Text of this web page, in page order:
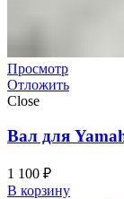
Просмотр
Отложить
Close
Вал для
1 100 ₽
В корзину